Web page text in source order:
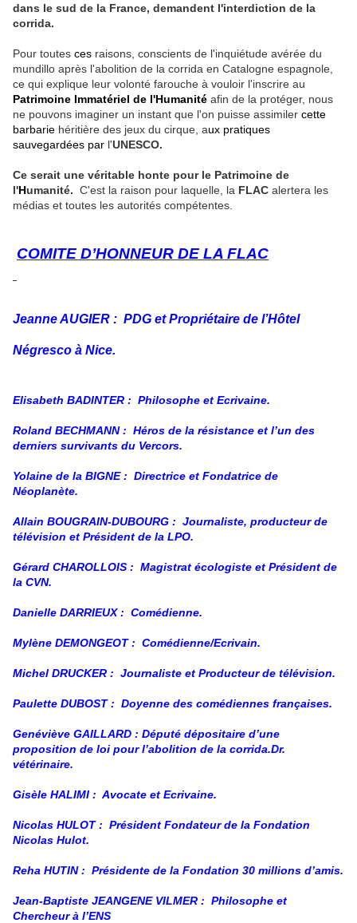
dans le sud de la France, demandent l'interdiction de la
corrida.
Pour toutes ces raisons, conscients de l'inquiétude avérée du
mundillo après l'abolition de la corrida en Catalogne espagnole,
ce qui explique leur volonté farouche à vouloir l'inscrire au
Patrimoine Immatériel de l'Humanité afin de la protéger, nous
ne pouvons imaginer un instant que l'on puisse assimiler cette
barbarie héritière des jeux du cirque, aux pratiques
sauvegardées par l'UNESCO.
Ce serait une véritable honte pour le Patrimoine de
l'Humanité. C'est la raison pour laquelle, la FLAC alertera les
médias et toutes les autorités compétentes.
COMITE D’HONNEUR DE LA FLAC
Jeanne AUGIER : PDG et Propriétaire de l’Hôtel
Négresco à Nice.
Elisabeth BADINTER : Philosophe et Ecrivaine.
Roland BECHMANN : Héros de la résistance et l’un des
derniers survivants du Vercors.
Yolaine de la BIGNE : Directrice et Fondatrice de
Néoplanète.
Allain BOUGRAIN-DUBOURG : Journaliste, producteur de
télévision et Président de la LPO.
Gérard CHAROLLOIS : Magistrat écologiste et Président de
la CVN.
Danielle DARRIEUX : Comédienne.
Mylène DEMONGEOT : Comédienne/Ecrivain.
Michel DRUCKER : Journaliste et Producteur de télévision.
Paulette DUBOST : Doyenne des comédiennes françaises.
Genéviève GAILLARD : Député dépositaire d’une
proposition de loi pour l’abolition de la corrida.Dr.
vétérinaire.
Gisèle HALIMI : Avocate et Ecrivaine.
Nicolas HULOT : Président Fondateur de la Fondation
Nicolas Hulot.
Reha HUTIN : Présidente de la Fondation 30 millions d’amis.
Jean-Baptiste JEANGENE VILMER : Philosophe et
Chercheur à l’ENS